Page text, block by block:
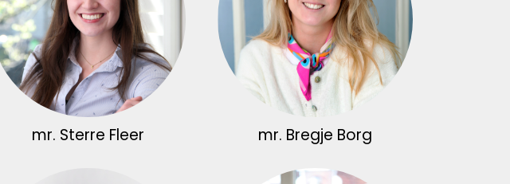
mr. Sterre Fleer mr. Bregje Borg